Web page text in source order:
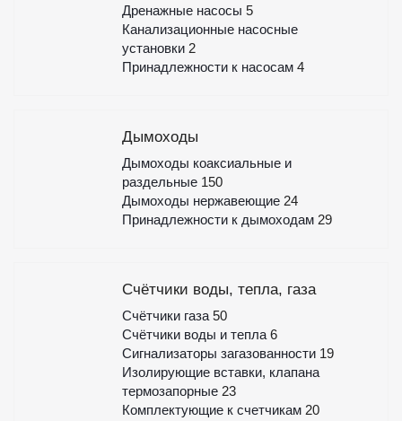
Дренажные насосы 5
Канализационные насосные
установки 2
Принадлежности к насосам 4
Дымоходы
Дымоходы коаксиальные и
раздельные 150
Дымоходы нержавеющие 24
Принадлежности к дымоходам 29
Счётчики воды, тепла, газа
Счётчики газа 50
Счётчики воды и тепла 6
Сигнализаторы загазованности 19
Изолирующие вставки, клапана
термозапорные 23
Комплектующие к счетчикам 20